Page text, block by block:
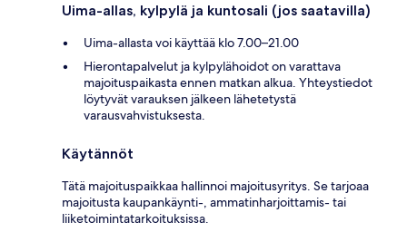
Uima-allas, kylpylä ja kuntosali (jos saatavilla)
Uima-allasta voi käyttää klo 7.00–21.00
Hierontapalvelut ja kylpylähoidot on varattava
majoituspaikasta ennen matkan alkua. Yhteystiedot
löytyvät varauksen jälkeen lähetetystä
varausvahvistuksesta.
Käytännöt
Tätä majoituspaikkaa hallinnoi majoitusyritys. Se tarjoaa
majoitusta kaupankäynti-, ammatinharjoittamis- tai
liiketoimintatarkoituksissa.